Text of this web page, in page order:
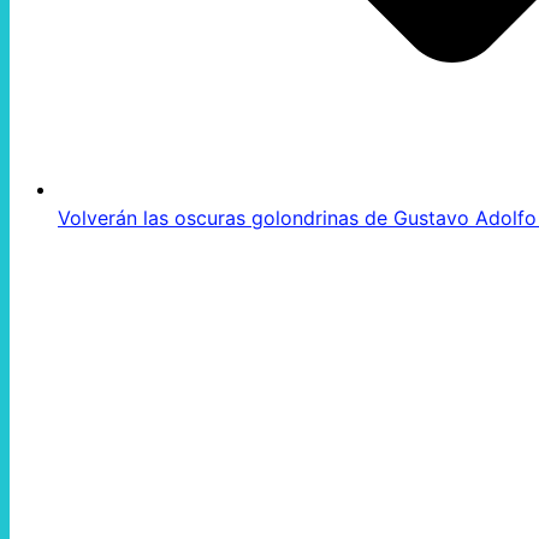
Volverán las oscuras golondrinas de Gustavo